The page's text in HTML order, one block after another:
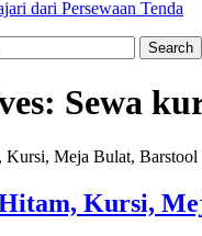
dari Persewaan Tenda
Sewa
Kursi,